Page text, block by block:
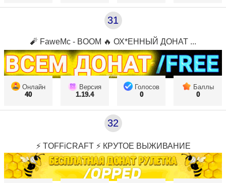
31
🧨 FaweMc - BOOM 🔥 ОХ*ЕННЫЙ ДОНАТ ...
Онлайн
40
Версия
1.19.4
Голосов
0
Баллы
0
32
⚡ TOFFiCRAFT ⚡ КРУТОЕ ВЫЖИВАНИЕ